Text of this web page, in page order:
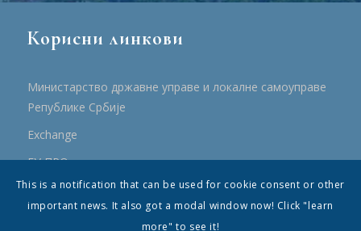
Корисни линкови
Министарство државне управе и локалне самоуправе
Републике Србије
Еxchange
ЕУ ПРО
ПРРР
This is a notification that can be used for cookie consent or other
important news. It also got a modal window now! Click "learn
more" to see it!